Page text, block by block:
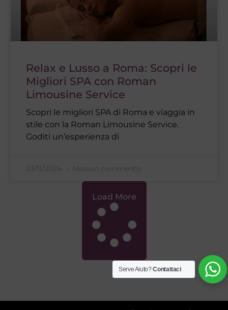
Relax e Lusso a Roma: Scopri le
Migliori SPA con Roman
Limousine Service
Scopri le migliori SPA di Roma e viaggia in
stile con la Roman Limousine Service.
Goditi un’esperienza di
23/11/2024 Nessun commento
Load More
Serve Aiuto?Contattaci